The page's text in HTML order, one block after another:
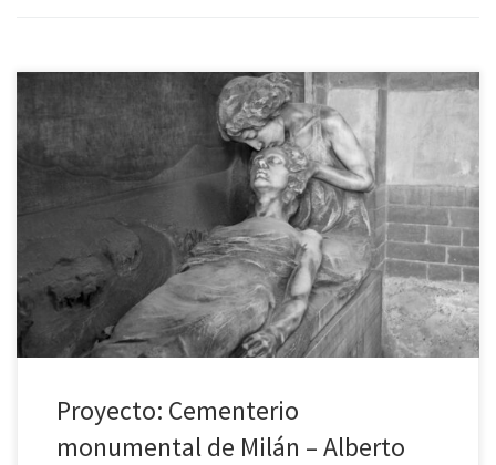
Proyecto: Cementerio
monumental de Milán – Alberto